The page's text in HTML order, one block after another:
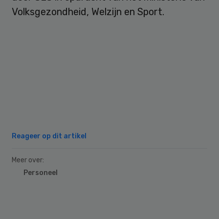
Volksgezondheid, Welzijn en Sport.
Reageer op dit artikel
Meer over:
Personeel